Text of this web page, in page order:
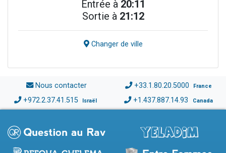
Entrée à 20:11
Sortie à 21:12
Changer de ville
Nous contacter +33.1.80.20.5000 France
+972.2.37.41.515 Israël +1.437.887.14.93 Canada